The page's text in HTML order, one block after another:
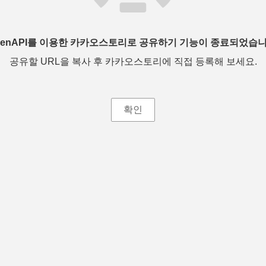
를 이용한 카카오스토리로 공유하기 기능이 종료되었습
공유할 URL을 복사 후 카카오스토리에 직접 등록해 보세요.
확인